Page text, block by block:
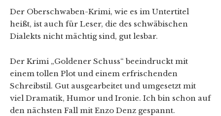
Der Oberschwaben-Krimi, wie es im Untertitel
heißt, ist auch für Leser, die des schwäbischen
Dialekts nicht mächtig sind, gut lesbar.
Der Krimi „Goldener Schuss“ beeindruckt mit
einem tollen Plot und einem erfrischenden
Schreibstil. Gut ausgearbeitet und umgesetzt mit
viel Dramatik, Humor und Ironie. Ich bin schon auf
den nächsten Fall mit Enzo Denz gespannt.